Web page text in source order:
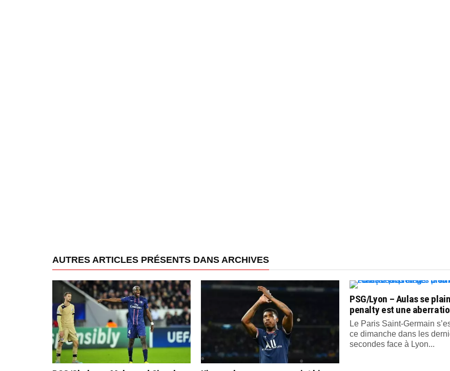
AUTRES ARTICLES PRÉSENTS DANS ARCHIVES
PSG/Lyon – Aulas se
penalty est une
Le Paris Saint-Germain
ce dimanche dans les
secondes face à Lyon...